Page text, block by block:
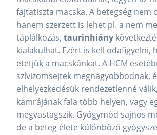
fajtatiszta macska. A betegség nem
hanem szerzett is lehet pl. a nem
táplálkozás, taurinhiány
kialakulhat. Ezért is kell odafigyelni,
etetjük a macskánkat. A HCM
szívizomsejtek megnagyobbodnak,
elhelyezkedésük rendezetlenné
kamrájának fala több helyen, vagy
megvastagszik. Gyógymód sajnos
de a beteg élete különböző